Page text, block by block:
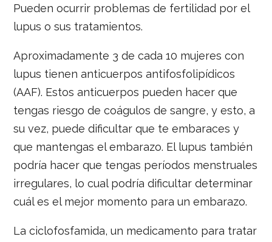
Pueden ocurrir problemas de fertilidad por el
lupus o sus tratamientos.
Aproximadamente 3 de cada 10 mujeres con
lupus tienen anticuerpos antifosfolipídicos
(AAF). Estos anticuerpos pueden hacer que
tengas riesgo de coágulos de sangre, y esto, a
su vez, puede dificultar que te embaraces y
que mantengas el embarazo. El lupus también
podría hacer que tengas períodos menstruales
irregulares, lo cual podría dificultar determinar
cuál es el mejor momento para un embarazo.
La ciclofosfamida, un medicamento para tratar